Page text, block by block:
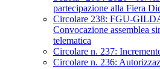
partecipazione alla Fiera
Circolare 238: FGU-
Convocazione assemblea
telematica
Circolare n. 237:
Circolare n. 236: